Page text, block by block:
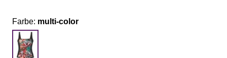
Farbe: multi-color